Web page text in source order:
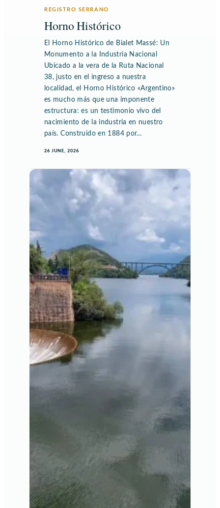
REGISTRO SERRANO
Horno Histórico
El Horno Histórico de Bialet Massé: Un
Monumento a la Industria Nacional
Ubicado a la vera de la Ruta Nacional
38, justo en el ingreso a nuestra
localidad, el Horno Histórico «Argentino»
es mucho más que una imponente
estructura: es un testimonio vivo del
nacimiento de la industria en nuestro
país. Construido en 1884 por…
26 JUNE, 2026